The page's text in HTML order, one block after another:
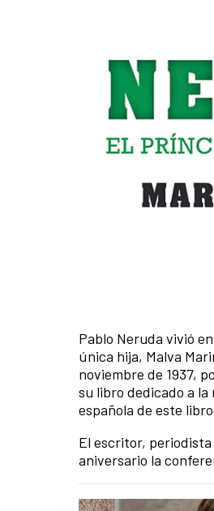
Pablo Neruda vivió
única hija, Malva
noviembre de 1937,
su libro dedicado a
española de este
El escritor, periodista
aniversario la